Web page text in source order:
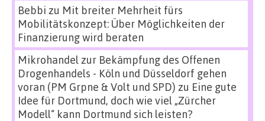
Bebbi zu Mit breiter Mehrheit fürs
Mobilitätskonzept: Über Möglichkeiten der
Finanzierung wird beraten
Mikrohandel zur Bekämpfung des Offenen
Drogenhandels - Köln und Düsseldorf gehen
voran (PM Grpne & Volt und SPD) zu Eine gute
Idee für Dortmund, doch wie viel „Zürcher
Modell“ kann Dortmund sich leisten?